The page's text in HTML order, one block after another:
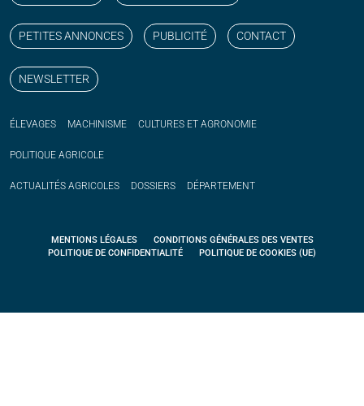
PETITES ANNONCES PUBLICITÉ CONTACT
NEWSLETTER
ÉLEVAGES MACHINISME CULTURES ET AGRONOMIE
POLITIQUE AGRICOLE
ACTUALITÉS AGRICOLES DOSSIERS DÉPARTEMENT
MENTIONS LÉGALES
CONDITIONS GÉNÉRALES DES VENTES
POLITIQUE DE CONFIDENTIALITÉ
POLITIQUE DE COOKIES (UE)